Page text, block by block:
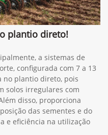
plantio direto!
a sistemas de
configurada com 7 a 13
no plantio direto, pois
solos irregulares com
disso, proporciona
das sementes e do
e eficiência na utilização